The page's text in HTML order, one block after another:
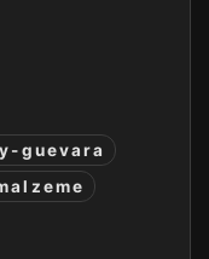
guevara